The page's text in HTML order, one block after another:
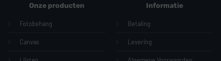
Onze producten
Fotobehang
Canvas
Informatie
Betaling
Levering